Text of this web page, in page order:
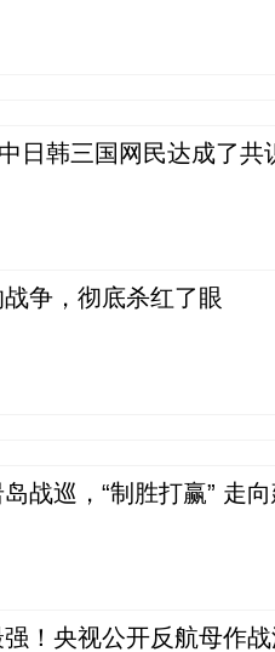
日韩三国网民达成了共
争，彻底杀红了眼
战巡，“制胜打赢” 走
！央视公开反航母作